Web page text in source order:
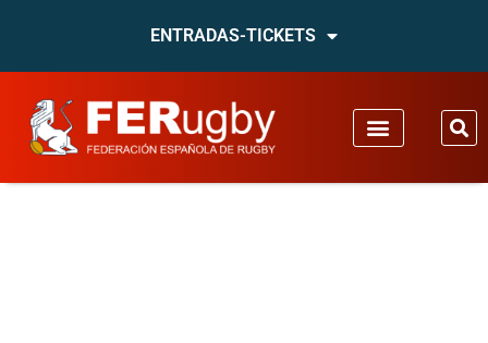
ENTRADAS-TICKETS